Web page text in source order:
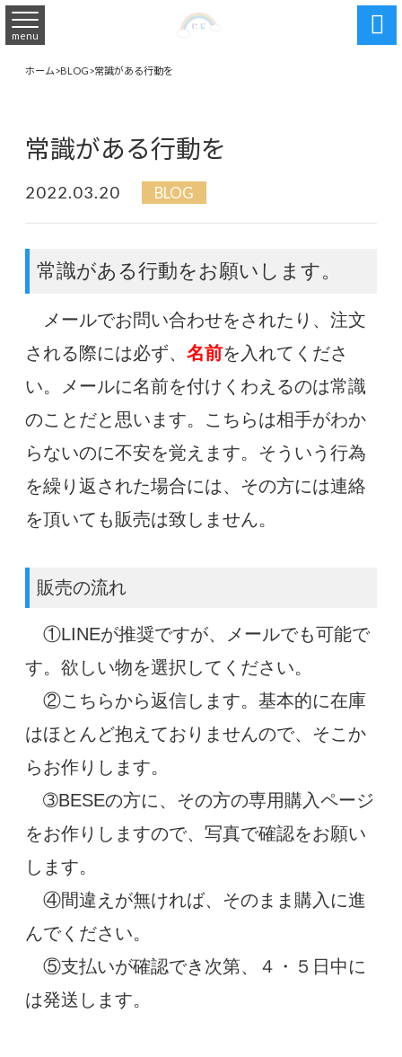
menu 
ホーム>BLOG>常識がある行動を
常識がある行動を
2022.03.20 BLOG
常識がある行動をお願いします。
メールでお問い合わせをされたり、注文
される際には必ず、 名前を入れてくださ
い。メールに名前を付けくわえるのは常識
のことだと思います。こちらは相手がわか
らないのに不安を覚えます。そういう行為
を繰り返された場合には、その方には連絡
を頂いても販売は致しません。
販売の流れ
①LINEが推奨ですが、メールでも可能で
す。欲しい物を選択してください。
②こちらから返信します。基本的に在庫
はほとんど抱えておりませんので、そこか
らお作りします。
➂BESEの方に、その方の専用購入ページ
をお作りしますので、写真で確認をお願い
します。
④間違えが無ければ、そのまま購入に進
んでください。
⑤支払いが確認でき次第、４・５日中に
は発送します。